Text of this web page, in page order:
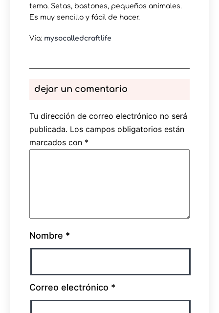
tema. Setas, bastones, pequeños animales.
Es muy sencillo y fácil de hacer.
Vía: mysocalledcraftlife
dejar un comentario
Tu dirección de correo electrónico no será
publicada. Los campos obligatorios están
marcados con *
Nombre *
Correo electrónico *